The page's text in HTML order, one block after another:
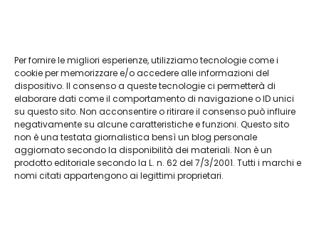
Per fornire le migliori esperienze, utilizziamo tecnologie come i
cookie per memorizzare e/o accedere alle informazioni del
dispositivo. Il consenso a queste tecnologie ci permetterà di
elaborare dati come il comportamento di navigazione o ID unici
su questo sito. Non acconsentire o ritirare il consenso può influire
negativamente su alcune caratteristiche e funzioni. Questo sito
non è una testata giornalistica bensì un blog personale
aggiornato secondo la disponibilità dei materiali. Non è un
prodotto editoriale secondo la L. n. 62 del 7/3/2001. Tutti i marchi e
nomi citati appartengono ai legittimi proprietari.
Vendita Tudor Bologna: guida ai migliori
modelli usati
Lug 8, 2026 Admin